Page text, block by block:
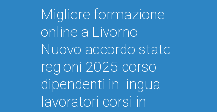
Migliore formazione
online a Livorno
Nuovo accordo stato
regioni 2025 corso
dipendenti in lingua
lavoratori corsi in